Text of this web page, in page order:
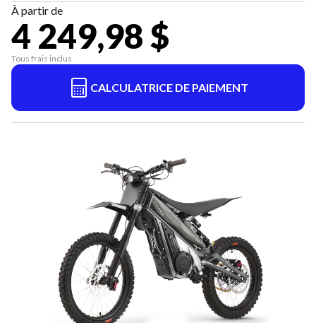
À partir de
4 249,98 $
Tous frais inclus
CALCULATRICE DE PAIEMENT